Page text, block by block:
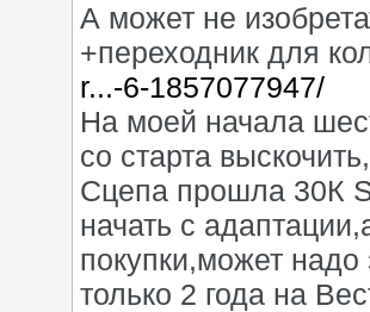
А может не
+переходник для
r...-6-1857077947/
На моей начала
со старта
Сцепа прошла 30К
начать с
покупки,может
только 2 года на